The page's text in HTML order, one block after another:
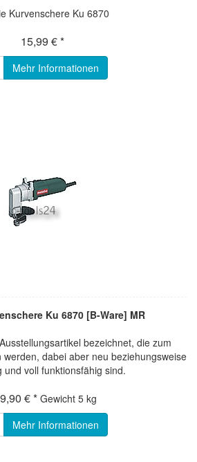
Kurvenschere Ku 6870
15,99 € *
Mehr Informationen
Ku 6870 [B-Ware] MR
bezeichnet, die zum
dabei aber neu beziehungsweise
und voll funktionsfähig sind.
€ *Gewicht 5 kg
Mehr Informationen